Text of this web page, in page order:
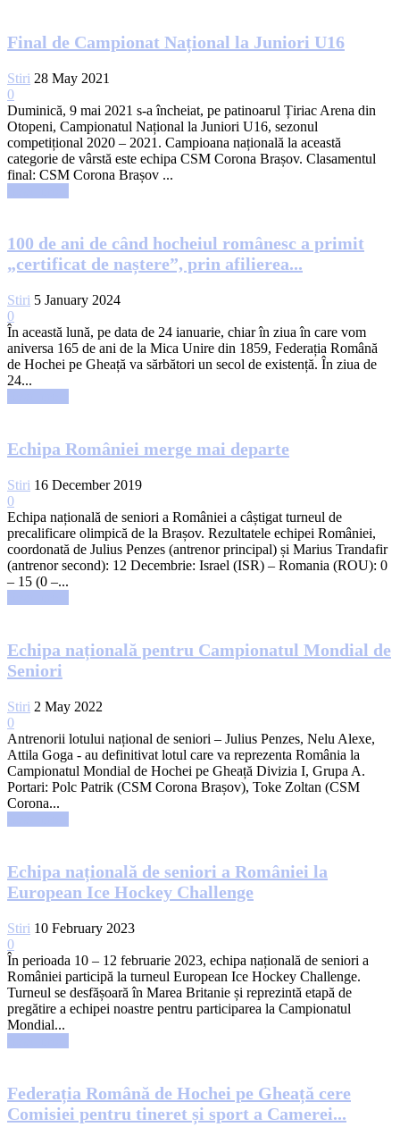
Final de Campionat Național la Juniori U16
Stiri 28 May 2021
0
Duminică, 9 mai 2021 s-a încheiat, pe patinoarul Țiriac Arena din
Otopeni, Campionatul Național la Juniori U16, sezonul
competițional 2020 – 2021. Campioana națională la această
categorie de vârstă este echipa CSM Corona Brașov. Clasamentul
final: CSM Corona Brașov ...
100 de ani de când hocheiul românesc a primit
„certificat de naștere”, prin afilierea...
Stiri 5 January 2024
0
În această lună, pe data de 24 ianuarie, chiar în ziua în care vom
aniversa 165 de ani de la Mica Unire din 1859, Federația Română
de Hochei pe Gheață va sărbători un secol de existență. În ziua de
24...
Echipa României merge mai departe
Stiri 16 December 2019
0
Echipa națională de seniori a României a câștigat turneul de
precalificare olimpică de la Brașov. Rezultatele echipei României,
coordonată de Julius Penzes (antrenor principal) și Marius Trandafir
(antrenor second): 12 Decembrie: Israel (ISR) – Romania (ROU): 0
– 15 (0 –...
Echipa națională pentru Campionatul Mondial de
Seniori
Stiri 2 May 2022
0
Antrenorii lotului național de seniori – Julius Penzes, Nelu Alexe,
Attila Goga - au definitivat lotul care va reprezenta România la
Campionatul Mondial de Hochei pe Gheață Divizia I, Grupa A.
Portari: Polc Patrik (CSM Corona Brașov), Toke Zoltan (CSM
Corona...
Echipa națională de seniori a României la
European Ice Hockey Challenge
Stiri 10 February 2023
0
În perioada 10 – 12 februarie 2023, echipa națională de seniori a
României participă la turneul European Ice Hockey Challenge.
Turneul se desfășoară în Marea Britanie și reprezintă etapă de
pregătire a echipei noastre pentru participarea la Campionatul
Mondial...
Federația Română de Hochei pe Gheață cere
Comisiei pentru tineret și sport a Camerei...